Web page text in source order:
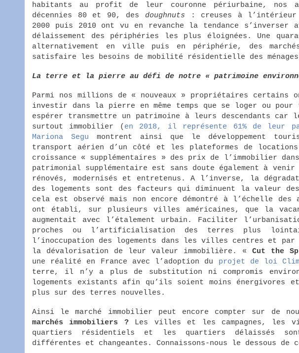
habitants au profit de leur couronne périurbaine, nos
décennies 80 et 90, des doughnuts : creuses à l’intérieur
2000 puis 2010 ont vu en revanche la tendance s’inverser
délaissement des périphéries les plus éloignées. Une
alternativement en ville puis en périphérie, des
satisfaire les besoins de mobilité résidentielle des
La terre et la pierre au défi de notre « patrimoine
Parmi nos millions de « nouveaux » propriétaires certains
investir dans la pierre en même temps que se loger ou
espérer transmettre un patrimoine à leurs descendants
surtout immobilier ( en 2018, il représente 61% de leur
Mariona Segu montrent ainsi que le développement
transport aérien d’un côté et les plateformes de
croissance « supplémentaires » des prix de l’immobilier
patrimonial supplémentaire est sans doute également à
rénovés, modernisés et entretenus. A l’inverse, la
des logements sont des facteurs qui diminuent la valeur
cela est observé mais non encore démontré à l’échelle
ont établi, sur plusieurs villes américaines, que la
augmentait avec l’étalement urbain. Faciliter
proches ou l’artificialisation des terres plus
l’inoccupation des logements dans les villes centres et
la dévalorisation de leur valeur immobilière. « Cut the
une réalité en France avec l’adoption du projet de loi
terre, il n’y a plus de substitution ni compromis
logements existants afin qu’ils soient moins
plus sur des terres nouvelles.
Ainsi le marché immobilier peut encore compter sur de
marchés immobiliers ? Les villes et les campagnes, les
quartiers résidentiels et les quartiers délaissés sont
différentes et changeantes. Connaissons-nous le dessous de